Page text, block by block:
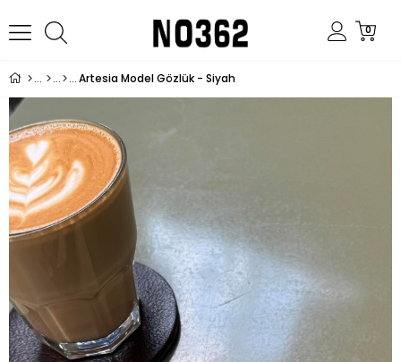
0
Artesia Model Gözlük - Siyah